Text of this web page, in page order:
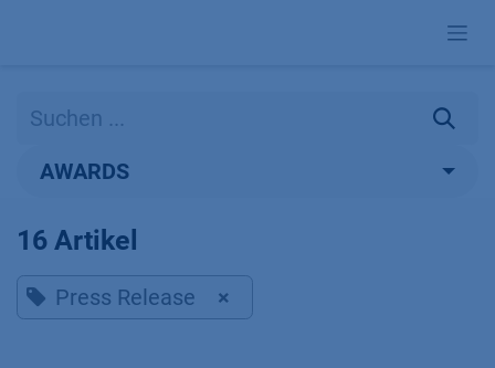
AWARDS
16 Artikel
Press Release ×